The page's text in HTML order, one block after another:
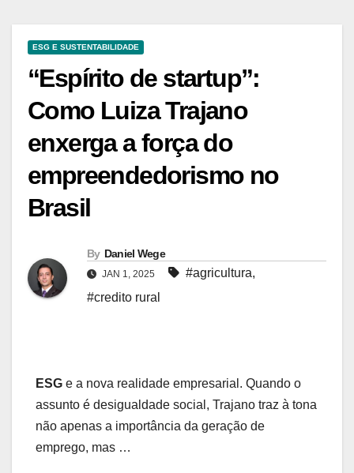
ESG E SUSTENTABILIDADE
“Espírito de startup”:
Como Luiza Trajano
enxerga a força do
empreendedorismo no
Brasil
By Daniel Wege
JAN 1, 2025 #agricultura,
#credito rural
ESG e a nova realidade empresarial. Quando o
assunto é desigualdade social, Trajano traz à tona
não apenas a importância da geração de
emprego, mas …